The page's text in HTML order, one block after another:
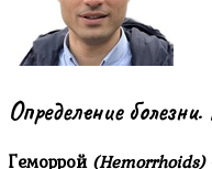
Определение
Геморрой (Hemorrhoids)